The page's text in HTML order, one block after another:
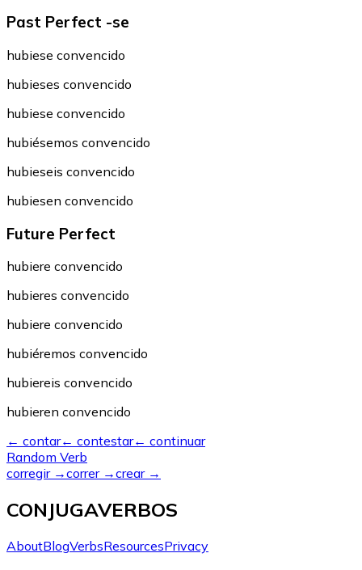
Past Perfect -se
hubiese convencido
hubieses convencido
hubiese convencido
hubiésemos convencido
hubieseis convencido
hubiesen convencido
Future Perfect
hubiere convencido
hubieres convencido
hubiere convencido
hubiéremos convencido
hubiereis convencido
hubieren convencido
← contar← contestar← continuar
Random Verb
corregir→correr→crear→
CONJUGAVERBOS
AboutBlogVerbsResourcesPrivacy